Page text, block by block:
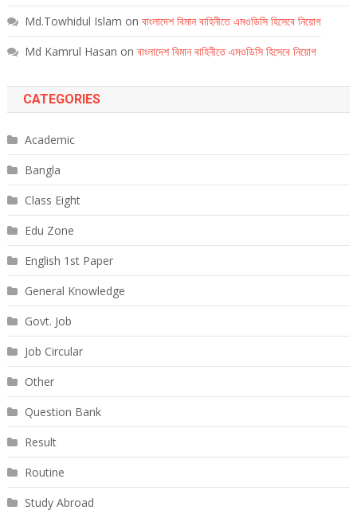
Md.Towhidul Islam on বাংলাদেশ বিমান বাহিনীতে এমওডিসি হিসেবে নিয়োগ
Md Kamrul Hasan on বাংলাদেশ বিমান বাহিনীতে এমওডিসি হিসেবে নিয়োগ
CATEGORIES
Academic
Bangla
Class Eight
Edu Zone
English 1st Paper
General Knowledge
Govt. Job
Job Circular
Other
Question Bank
Result
Routine
Study Abroad